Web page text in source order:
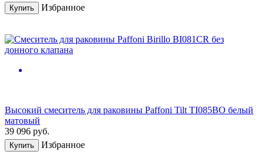
Купить Избранное
Высокий смеситель для раковины Paffoni Tilt TI085BO белый
матовый
39 096 руб.
Купить Избранное